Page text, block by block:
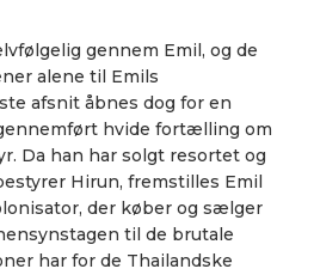
gennem Emil, og de
alene til Emils
afsnit åbnes dog for en
hvide fortælling om
Da han har solgt resortet og
Hirun, fremstilles Emil
der køber og sælger
til de brutale
har for de Thailandske